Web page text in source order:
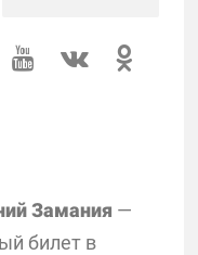
Замания —
билет в